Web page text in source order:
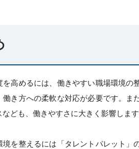
を高めるには、働きやすい職場環境
働き方への柔軟な対応が必要です。
なども、働きやすさに大きく影響しま
境を整えるには「タレントパレット